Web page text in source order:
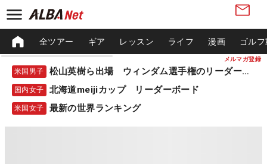
メルマガ登録
全ツアー ギア レッスン ライフ 漫画 ゴル
米国男子 松山英樹ら出場 ウィンダム選手権のリーダーボード
国内女子 北海道meijiカップ リーダーボード
米国女子 最新の世界ランキング